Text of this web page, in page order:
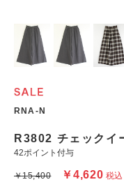
RNA-N
R3802 チェックイ
42ポイント付与
￥4,620 税込
￥15,400